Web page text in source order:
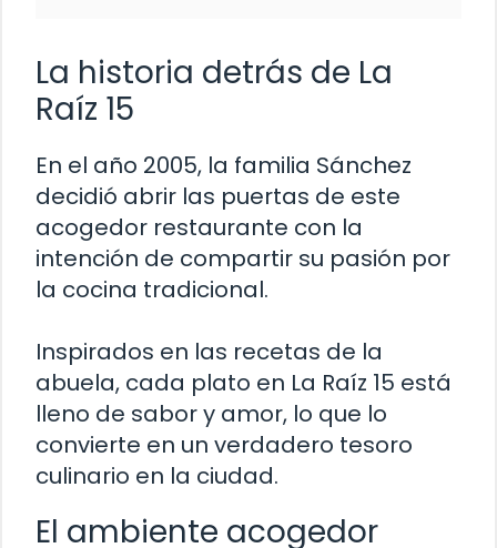
La historia detrás de La
Raíz 15
En el año 2005, la familia Sánchez
decidió abrir las puertas de este
acogedor restaurante con la
intención de compartir su pasión por
la cocina tradicional.
Inspirados en las recetas de la
abuela, cada plato en La Raíz 15 está
lleno de sabor y amor, lo que lo
convierte en un verdadero tesoro
culinario en la ciudad.
El ambiente acogedor